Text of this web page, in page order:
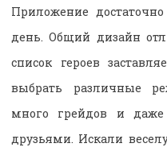
Приложение
день. Общий дизайн
список героев
выбрать различные
много грейдов и даже
друзьями. Искали